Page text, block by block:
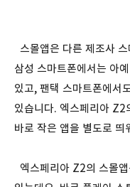
스몰앱은 다른 제조사
삼성 스마트폰에서는 아
있고, 팬택 스마트폰에서
있습니다. 엑스페리아 Z2
바로 작은 앱을 별도로 띄
엑스페리아 Z2의 스몰